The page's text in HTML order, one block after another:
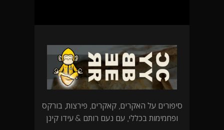
סיפורים על האקרים, קאקרים, פירצות, בורקס
ופחמימות בכללי, עם נעם רותם & עידו קינן